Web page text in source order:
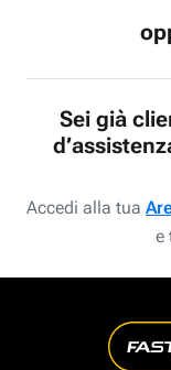
Sei già
Accedi alla tua
e